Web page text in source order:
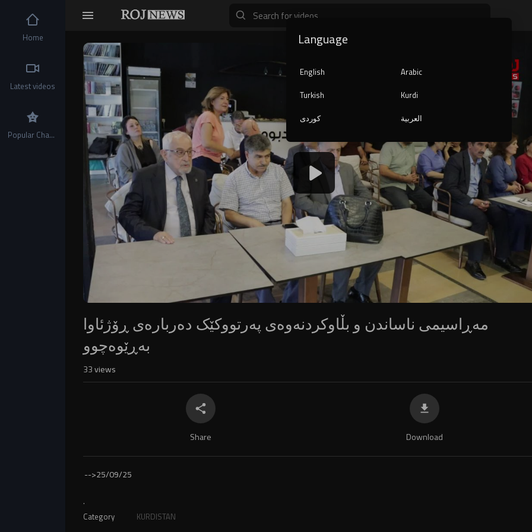
Video
Player
240p
auto
مەڕاسیمی ناساندن و بڵاوکردنەوەی پەرتووکێک دەربارەی ڕۆژئاوا
بەڕێوەچوو
33views
Share Download
-->25/09/25
.
Category KURDISTAN
Home
Latest videos
Popular Channels
Language
English
Arabic
Turkish
Kurdi
کوردی
العربية